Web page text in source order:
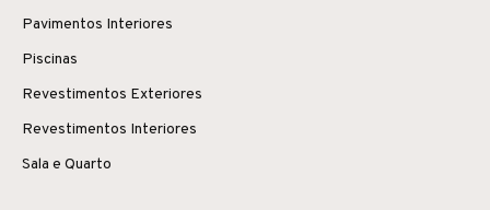
Pavimentos Interiores
Piscinas
Revestimentos Exteriores
Revestimentos Interiores
Sala e Quarto